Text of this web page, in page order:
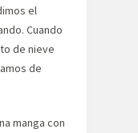
el
Cuando
de nieve
de
manga con